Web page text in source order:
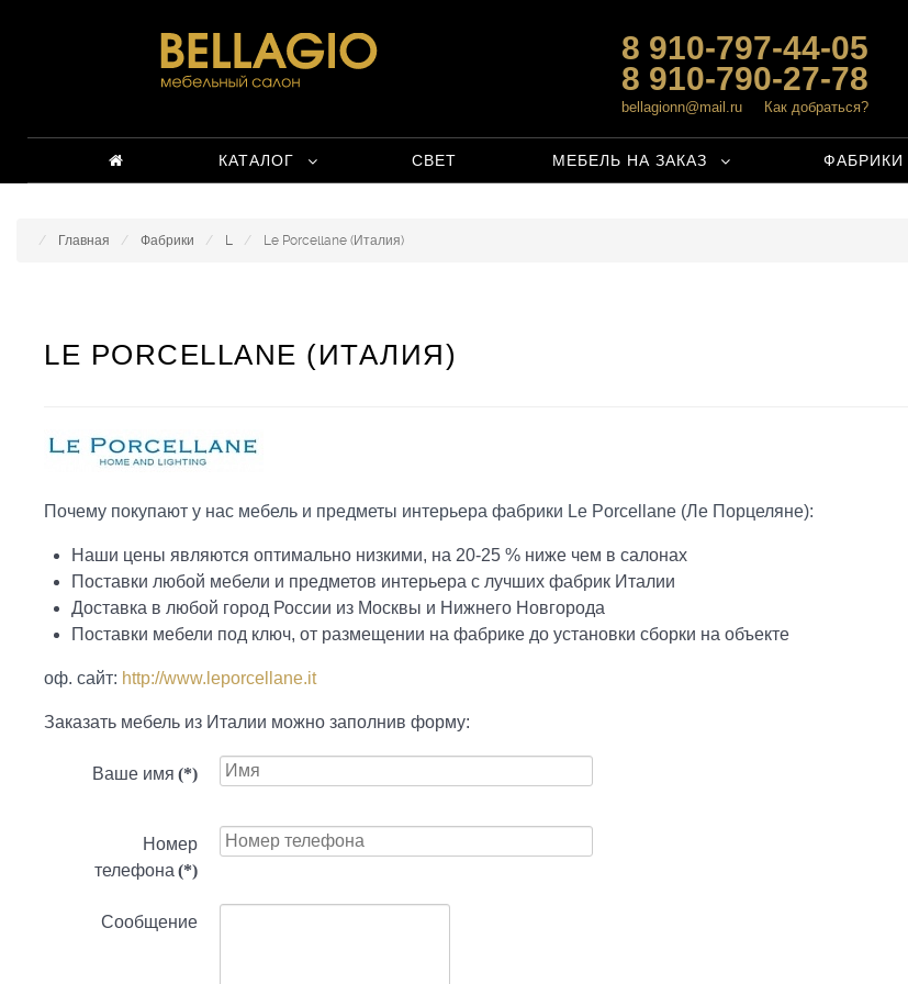
8 910-797-44-05
8 910-790-27-78
bellagionn@mail.ru Как добраться?
КАТАЛОГ СВЕТ МЕБЕЛЬ НА ЗАКАЗ ФАБРИКИ
Главная Фабрики L Le Porcellane (Италия)
LE PORCELLANE (ИТАЛИЯ)
Почему покупают у нас мебель и предметы интерьера фабрики Le Porcellane (Ле Порцеляне):
Наши цены являются оптимально низкими, на 20-25 % ниже чем в салонах
Поставки любой мебели и предметов интерьера с лучших фабрик Италии
Доставка в любой город России из Москвы и Нижнего Новгорода
Поставки мебели под ключ, от размещении на фабрике до установки сборки на объекте
оф. сайт: http://www.leporcellane.it
Заказать мебель из Италии можно заполнив форму:
Ваше имя (*)
Номер
телефона (*)
Сообщение